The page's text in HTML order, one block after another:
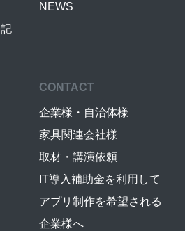
NEWS
CONTACT
企業様・自治体様
家具関連会社様
取材・講演依頼
IT導入補助金を利用して
アプリ制作を希望される
企業様へ